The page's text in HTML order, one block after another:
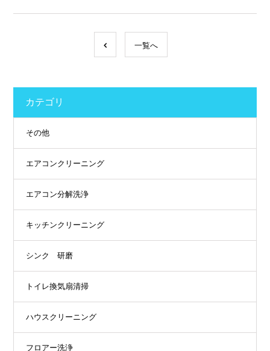
一覧へ
カテゴリ
その他
エアコンクリーニング
エアコン分解洗浄
キッチンクリーニング
シンク 研磨
トイレ換気扇清掃
ハウスクリーニング
フロアー洗浄